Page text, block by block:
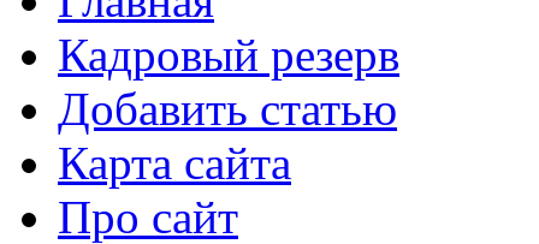
Кадровый резерв
Добавить статью
Карта сайта
Про сайт